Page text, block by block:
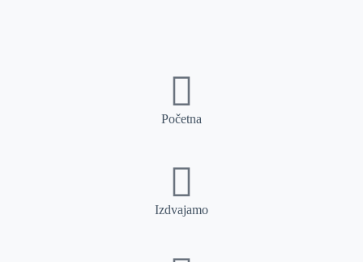
Početna
Izdvajamo